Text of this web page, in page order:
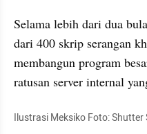
Selama lebih dari dua
dari 400 skrip serangan
membangun program
ratusan server internal
Ilustrasi Meksiko Foto: Shutter